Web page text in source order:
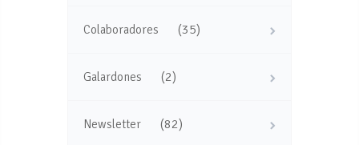
Colaboradores (35)
Galardones (2)
Newsletter (82)